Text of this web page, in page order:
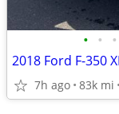
• • •
2018 Ford F-350
7h ago 83k mi